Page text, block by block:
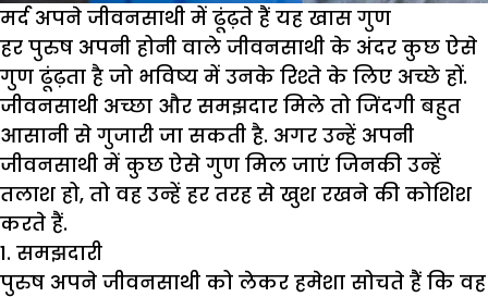
मर्द अपने जीवनसाथी में ढूंढ़ते हैं यह खास गुण
हर पुरुष अपनी होनी वाले जीवनसाथी के अंदर कुछ ऐसे
गुण ढूंढ़ता है जो भविष्य में उनके रिश्ते के लिए अच्छे हों.
जीवनसाथी अच्छा और समझदार मिले तो जिंदगी बहुत
आसानी से गुजारी जा सकती है. अगर उन्हें अपनी
जीवनसाथी में कुछ ऐसे गुण मिल जाएं जिनकी उन्हें
तलाश हो, तो वह उन्हें हर तरह से खुश रखने की कोशिश
करते हैं.
1. समझदारी
पुरुष अपने जीवनसाथी को लेकर हमेशा सोचते हैं कि वह